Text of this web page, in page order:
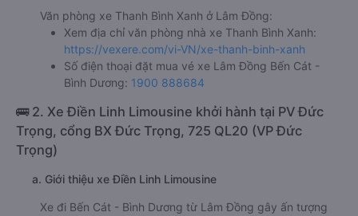
Văn phòng xe Thanh Bình Xanh ở Lâm Đồng:
Xem địa chỉ văn phòng nhà xe Thanh Bình Xanh:
https://vexere.com/vi-VN/xe-thanh-binh-xanh
Số điện thoại đặt mua vé xe Lâm Đồng Bến Cát -
Bình Dương: 1900 888684
🚌 2. Xe Điền Linh Limousine khởi hành tại PV Đức
Trọng, cổng BX Đức Trọng, 725 QL20 (VP Đức
Trọng)
a. Giới thiệu xe Điền Linh Limousine
Xe đi Bến Cát - Bình Dương từ Lâm Đồng gây ấn tượng